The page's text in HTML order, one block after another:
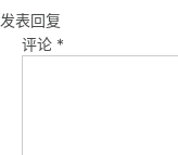
发表回复
评论 *